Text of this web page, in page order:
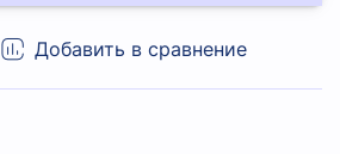
Добавить в сравнение